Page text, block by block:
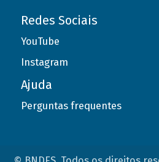
Redes Sociais
YouTube
Instagram
Ajuda
Perguntas frequentes